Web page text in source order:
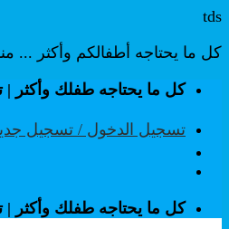
tds
كل ما يحتاجه أطفالكم وأكثر ...
تخطيكل ما يحتاجه طفلك وأكثر |
تسجيل الدخول / تسجيل
كل ما يحتاجه طفلك وأكثر |